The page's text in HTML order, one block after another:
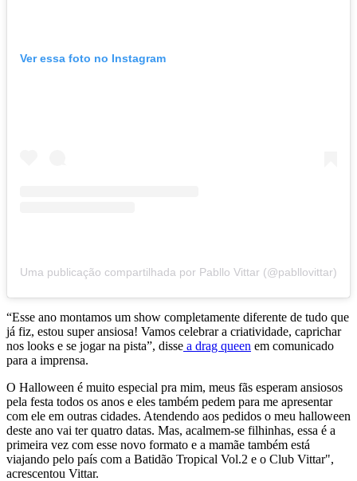
Ver essa foto no Instagram
Uma publicação compartilhada por Pabllo Vittar (@pabllovittar)
“Esse ano montamos um show completamente diferente de tudo que
já fiz, estou super ansiosa! Vamos celebrar a criatividade, caprichar
nos looks e se jogar na pista”, disse a drag queen em comunicado
para a imprensa.
O Halloween é muito especial pra mim, meus fãs esperam ansiosos
pela festa todos os anos e eles também pedem para me apresentar
com ele em outras cidades. Atendendo aos pedidos o meu halloween
deste ano vai ter quatro datas. Mas, acalmem-se filhinhas, essa é a
primeira vez com esse novo formato e a mamãe também está
viajando pelo país com a Batidão Tropical Vol.2 e o Club Vittar",
acrescentou Vittar.